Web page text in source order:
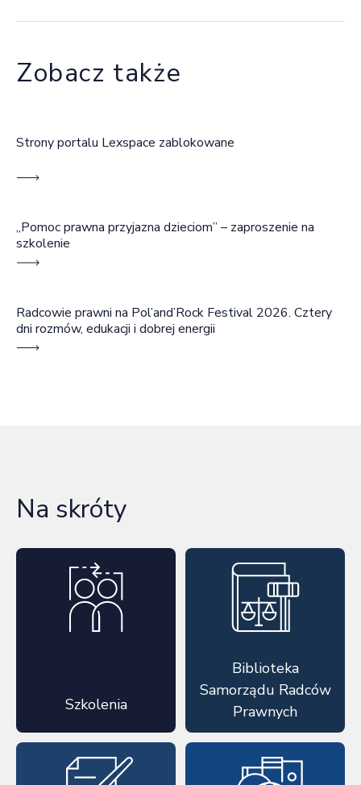
Zobacz także
Strony portalu Lexspace zablokowane
„Pomoc prawna przyjazna dzieciom” – zaproszenie na
szkolenie
Radcowie prawni na Pol’and’Rock Festival 2026. Cztery
dni rozmów, edukacji i dobrej energii
Na skróty
Szkolenia
Biblioteka
Samorządu Radców
Prawnych